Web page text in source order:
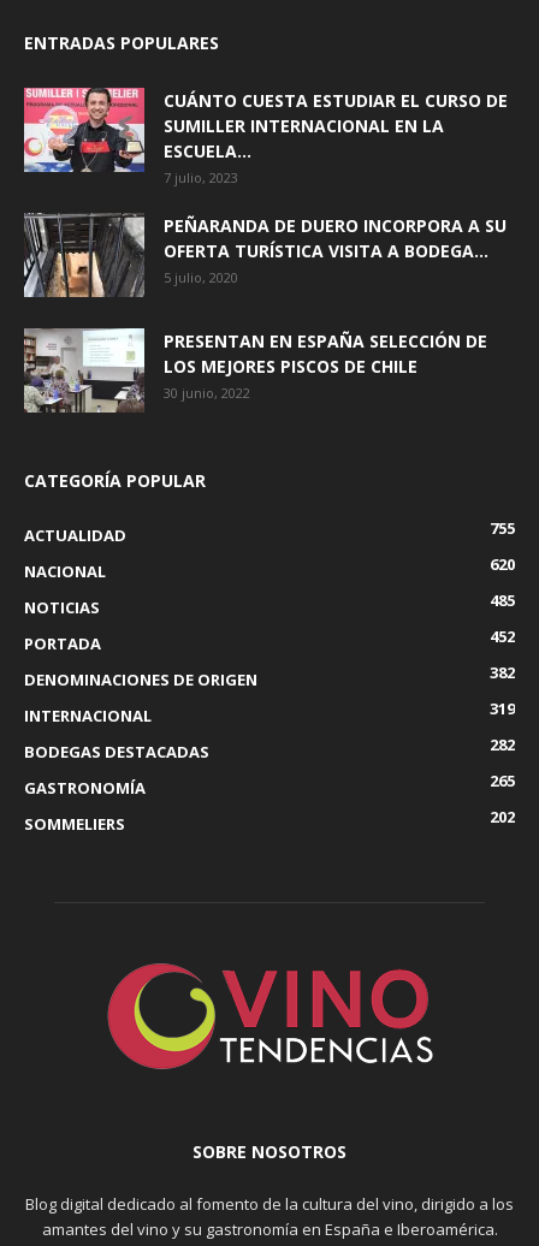
ENTRADAS POPULARES
CUÁNTO CUESTA ESTUDIAR EL CURSO DE
SUMILLER INTERNACIONAL EN LA
ESCUELA...
7 julio, 2023
PEÑARANDA DE DUERO INCORPORA A SU
OFERTA TURÍSTICA VISITA A BODEGA...
5 julio, 2020
PRESENTAN EN ESPAÑA SELECCIÓN DE
LOS MEJORES PISCOS DE CHILE
30 junio, 2022
CATEGORÍA POPULAR
ACTUALIDAD
755
NACIONAL
620
NOTICIAS
485
PORTADA
452
DENOMINACIONES DE ORIGEN
382
INTERNACIONAL
319
BODEGAS DESTACADAS
282
GASTRONOMÍA
265
SOMMELIERS
202
SOBRE NOSOTROS
Blog digital dedicado al fomento de la cultura del vino, dirigido a los
amantes del vino y su gastronomía en España e Iberoamérica.